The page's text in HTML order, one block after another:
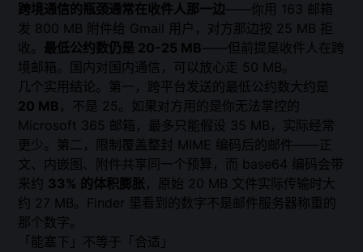
跨境通信的瓶颈通常在收件人那一边 ——你用 163 邮箱
发 800 MB 附件给 Gmail 用户，对方那边按 25 MB 拒
收。 最低公约数仍是 20-25 MB ——但前提是收件人在跨
境邮箱。国内对国内通信，可以放心走 50 MB。
几个实用结论。第一，跨平台发送的最低公约数大约是
20 MB ，不是 25。如果对方用的是你无法掌控的
Microsoft 365 邮箱，最多只能假设 35 MB，实际经常
更少。第二，限制覆盖整封 MIME 编码后的邮件——正
文、内嵌图、附件共享同一个预算，而 base64 编码会带
来约 33% 的体积膨胀，原始 20 MB 文件实际传输时大
约 27 MB。Finder 里看到的数字不是邮件服务器称重的
那个数字。
「能塞下」不等于「合适」